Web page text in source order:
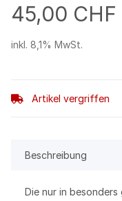
45,00 CHF
inkl. 8,1% MwSt.
Artikel vergriffen
Beschreibung
Die nur in